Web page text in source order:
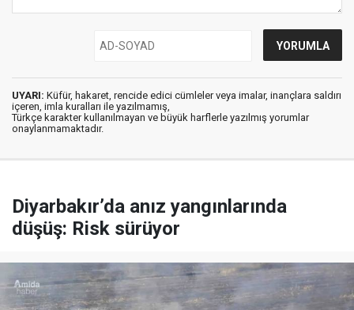
UYARI: Küfür, hakaret, rencide edici cümleler veya imalar, inançlara saldırı
içeren, imla kuralları ile yazılmamış,
Türkçe karakter kullanılmayan ve büyük harflerle yazılmış yorumlar
onaylanmamaktadır.
Diyarbakır’da anız yangınlarında
düşüş: Risk sürüyor